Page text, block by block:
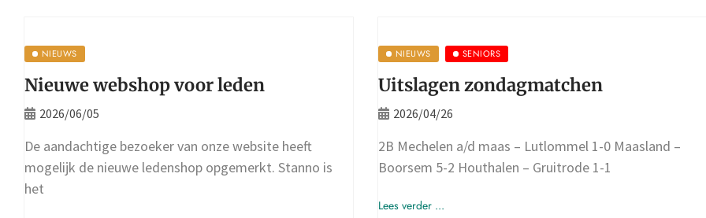
NIEUWS
Nieuwe webshop voor leden
2026/06/05
De aandachtige bezoeker van onze website heeft
mogelijk de nieuwe ledenshop opgemerkt. Stanno is
het
NIEUWS SENIORS
Uitslagen zondagmatchen
2026/04/26
2B Mechelen a/d maas – Lutlommel 1-0 Maasland –
Boorsem 5-2 Houthalen – Gruitrode 1-1
Lees verder ...